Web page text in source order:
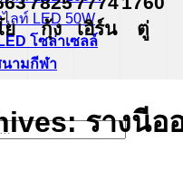
ลท์ LED 50W
โซล่าเซลล์
ามกีฬา
ย
กุ้ง
เอิร์น
ตู่
รางนีอ